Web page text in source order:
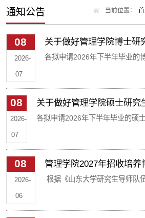
通知公告 当前位置：
08
2026-
07
关于做好管理学院博士研
位授予相关工作的通知
各拟申请2026年下半年毕业的
结合我院博士研究生教育工作
年学位授予工作规范有序推进
下： 一、科研成果审核 查看本
审核申请。 （一）系统提交申
录“山东大学研究生管理信息系
https://sduyjs.sdu.e...
08
2026-
07
关于做好管理学院硕士研究
予相关工作的通知
各拟申请2026年下半年毕业的硕
院硕士研究生教育工作实际，为
作规范有序推进，现将相关事项
交 （一）申请时间 2026年9月14
管理信息系统”（网址
08
2026-
06
管理学院2027年招收培养
认定名单公示
根据《山东大学研究生导师队
案工作的通知》等文件要求，